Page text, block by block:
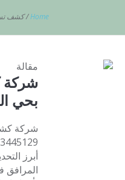
Home
/كشف
مقالة
شركة
بحي
شركة
أبرز
المرافق